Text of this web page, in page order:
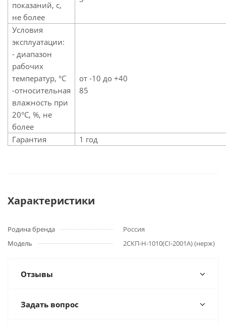
показаний, с,
не более
Условия
эксплуатации:
- диапазон
рабочих
температур, °C
-относительная
влажность при
20°C, %, не
более
от -10 до +40
85
Гарантия 1 год
Характеристики
Родина бренда
Россия
Модель
2СКП-Н-1010(CI-2001A) (нерж)
Отзывы
Задать вопрос